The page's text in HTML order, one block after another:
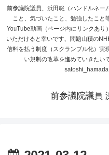
前参議院議員、浜田聡（ハンドルネー
こと、気づいたこと、勉強したこと
YouTube動画（ページ内にリンクあり
いただけると幸いです。問題山積の
信料を払う制度（スクランブル化）実
い規制の改革を進めていきた
前参議院議員